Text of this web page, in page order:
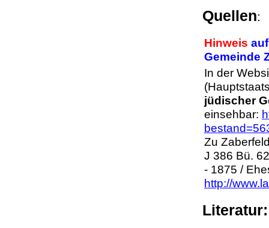
Quellen:
Hinweis
Gemeinde
In der
jüdischer
einsehbar:
Zu
J 386 Bü.
- 1875 /
http://